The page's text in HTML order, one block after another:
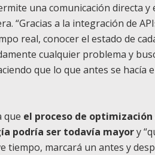
una comunicación directa
“Gracias a la integración de
real, conocer el estado de
cualquier problema y
que lo que antes se hacía
que el proceso de optimización
podría ser todavía mayory
tiempo, marcará un antes y